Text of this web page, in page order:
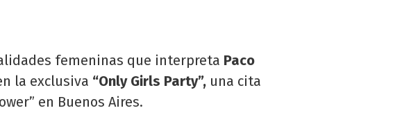
femeninas que interpreta Paco
la exclusiva “Only Girls Party”, una cita
en Buenos Aires.